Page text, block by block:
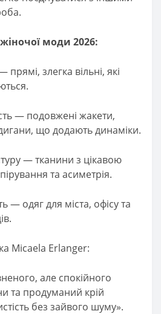
моди 2026:
прямі, злегка вільні, які
— подовжені жакети,
що додають динаміки.
— тканини з цікавою
та асиметрія.
— одяг для міста, офісу та
Micaela Erlanger:
але спокійного
та продуманий крій
без зайвого шуму».